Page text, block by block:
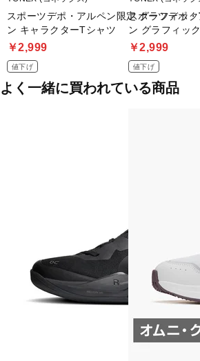
スポーツデポ・アルペン限定 グラフィッ
ン キャラクターTシャツ
￥2,999
値下げ
スポーツデポ
ン グラフィッ
￥2,999
値下げ
よく一緒に買われている商品